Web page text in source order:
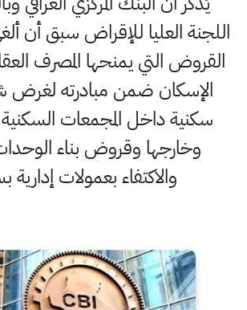
اللجنة العليا للإقراض سبق أن
القروض التي يمنحها المصرف
الإسكان ضمن مبادرته لغرض
سكنية داخل المجمعات السكنية
وخارجها وقروض بناء
والاكتفاء بعمولات